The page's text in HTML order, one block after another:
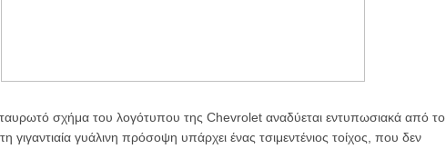
σχήμα του λογότυπου της Chevrolet αναδύεται εντυπωσιακά από το
γιγαντιαία γυάλινη πρόσοψη υπάρχει ένας τσιμεντένιος τοίχος, που δεν